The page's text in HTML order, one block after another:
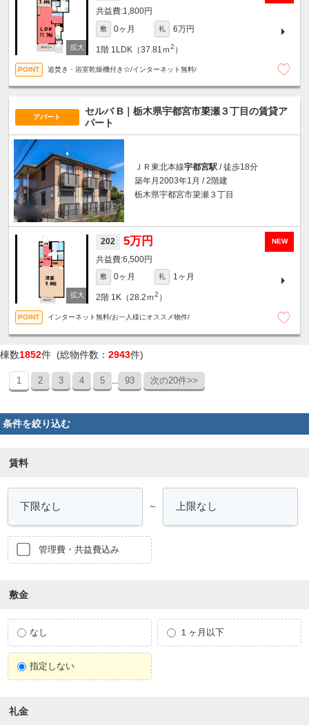
1,800円
敷 0ヶ月 礼 6万円
1階 1LDK（37.81ｍ2 ）
追焚き・浴室乾燥機付き☆/インターネット無料/
アパート
セルバ B｜栃木県宇都宮市簗瀬３丁目の賃貸ア
パート
ＪＲ東北本線宇都宮駅 / 徒歩18分
築年月2003年1月 / 2階建
栃木県宇都宮市簗瀬３丁目
NEW
202 5万円
6,500円
敷 0ヶ月 礼 1ヶ月
2階 1K（28.2ｍ2 ）
インターネット無料/お一人様にオススメ物件/
棟数1852件 (総物件数： 2943件)
1 2 3 4 5 93 次の20件>>
条件を絞り込む
賃料
～
管理費・共益費込み
敷金
なし １ヶ月以下
指定しない
礼金